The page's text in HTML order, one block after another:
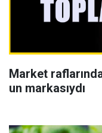
Market
un markasıydı